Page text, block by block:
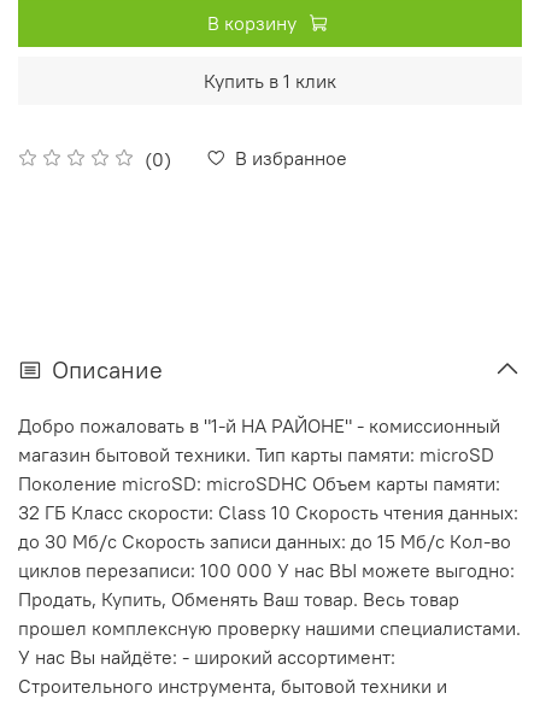
(0) В избранное
В корзину
Купить в 1 клик
Описание
Добро пожаловать в "1-й НА РАЙОНЕ" - комиссионный
магазин бытовой техники. Тип карты памяти: microSD
Поколение microSD: microSDHC Объем карты памяти:
32 ГБ Класс скорости: Class 10 Скорость чтения данных:
до 30 Мб/с Скорость записи данных: до 15 Мб/с Кол-во
циклов перезаписи: 100 000 У нас ВЫ можете выгодно:
Продать, Купить, Обменять Ваш товар. Весь товар
прошел комплексную проверку нашими специалистами.
У нас Вы найдёте: - широкий ассортимент:
Строительного инструмента, бытовой техники и